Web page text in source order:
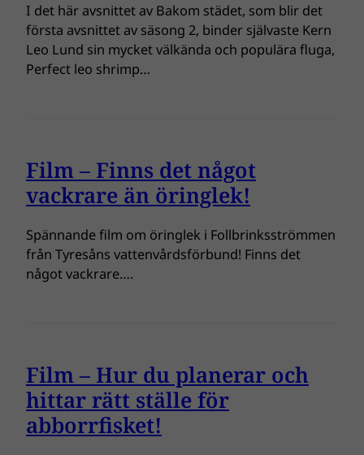
I det här avsnittet av Bakom städet, som blir det
första avsnittet av säsong 2, binder självaste Kern
Leo Lund sin mycket välkända och populära fluga,
Perfect leo shrimp…
Film – Finns det något
vackrare än öringlek!
Spännande film om öringlek i Follbrinksströmmen
från Tyresåns vattenvårdsförbund! Finns det
något vackrare….
Film – Hur du planerar och
hittar rätt ställe för
abborrfisket!